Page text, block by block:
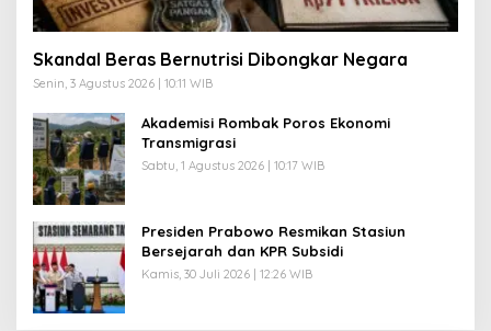
Skandal Beras Bernutrisi Dibongkar Negara
Senin, 3 Agustus 2026 | 10:11 WIB
Akademisi Rombak Poros Ekonomi
Transmigrasi
Sabtu, 1 Agustus 2026 | 10:17 WIB
Presiden Prabowo Resmikan Stasiun
Bersejarah dan KPR Subsidi
Kamis, 30 Juli 2026 | 12:26 WIB